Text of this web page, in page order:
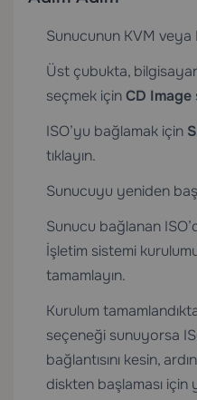
Sunucunun KVM veya
Üst çubukta,
seçmek içinCD Image
ISO’yu bağlamak için
tıklayın.
Sunucuyu yeniden
Sunucu bağlanan
İşletim sistemi
tamamlayın.
Kurulum
seçeneği sunuyorsa
bağlantısını kesin,
diskten başlaması için